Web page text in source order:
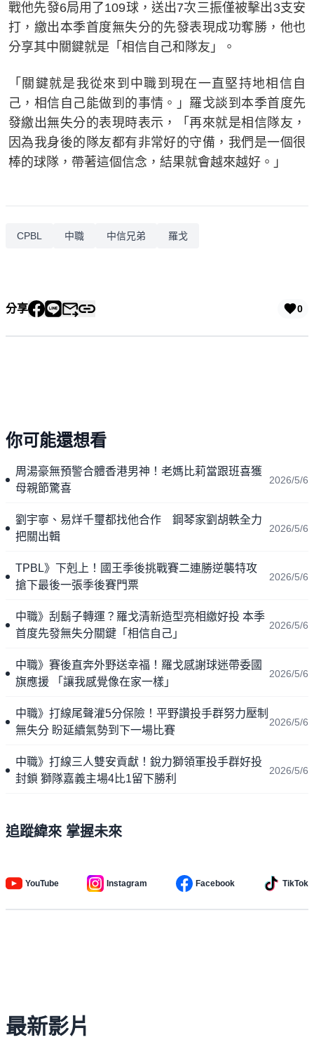
戰他先發6局用了109球，送出7次三振僅被擊出3支安
打，繳出本季首度無失分的先發表現成功奪勝，他也
分享其中關鍵就是「相信自己和隊友」。
「關鍵就是我從來到中職到現在一直堅持地相信自
己，相信自己能做到的事情。」羅戈談到本季首度先
發繳出無失分的表現時表示，「再來就是相信隊友，
因為我身後的隊友都有非常好的守備，我們是一個很
棒的球隊，帶著這個信念，結果就會越來越好。」
CPBL 中職 中信兄弟 羅戈
分享 0
你可能還想看
周湯豪無預警合體香港男神！老媽比莉當跟班喜獲
母親節驚喜
2026/5/6
劉宇寧、易烊千璽都找他合作 鋼琴家劉胡軼全力
把關出輯
2026/5/6
TPBL》下剋上！國王季後挑戰賽二連勝逆襲特攻
搶下最後一張季後賽門票
2026/5/6
中職》刮鬍子轉運？羅戈清新造型亮相繳好投 本季
首度先發無失分關鍵「相信自己」
2026/5/6
中職》賽後直奔外野送幸福！羅戈感謝球迷帶委國
旗應援 「讓我感覺像在家一樣」
2026/5/6
中職》打線尾聲灌5分保險！平野讚投手群努力壓制
無失分 盼延續氣勢到下一場比賽
2026/5/6
中職》打線三人雙安貢獻！銳力獅領軍投手群好投
封鎖 獅隊嘉義主場4比1留下勝利
2026/5/6
追蹤緯來 掌握未來
YouTube Instagram Facebook TikTok
最新影片